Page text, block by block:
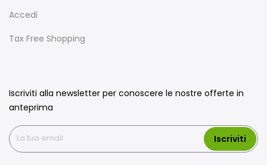
Accedi
Tax Free Shopping
Iscriviti alla newsletter per conoscere le nostre offerte in
anteprima
Iscriviti